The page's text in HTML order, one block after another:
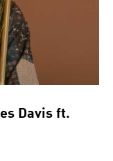
Davis ft.